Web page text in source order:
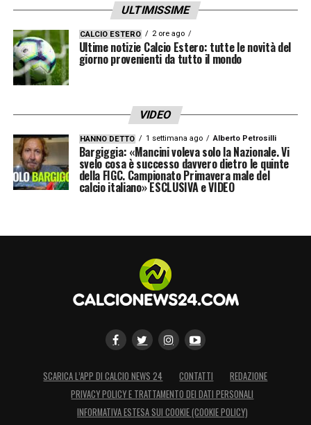
ULTIMISSIME
CALCIO ESTERO 2 ore ago
Ultime notizie Calcio Estero: tutte le novità del
giorno provenienti da tutto il mondo
VIDEO
HANNO DETTO 1 settimana ago Alberto Petrosilli
Bargiggia: «Mancini voleva solo la Nazionale. Vi
svelo cosa è successo davvero dietro le quinte
della FIGC. Campionato Primavera male del
calcio italiano» ESCLUSIVA e VIDEO
SCARICA L’APP DI CALCIO NEWS 24 CONTATTI
REDAZIONE
PRIVACY POLICY E TRATTAMENTO DEI DATI PERSONALI
INFORMATIVA ESTESA SUI COOKIE (COOKIE POLICY)